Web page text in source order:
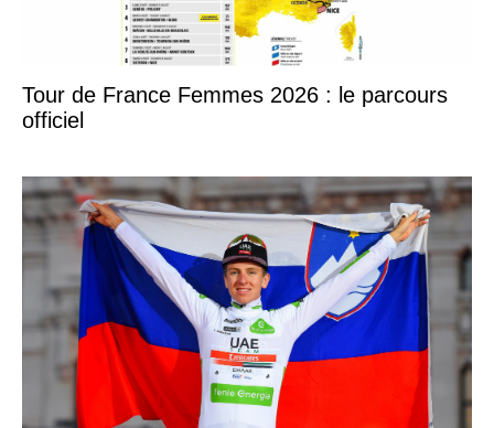
Tour de France Femmes 2026 : le parcours
officiel